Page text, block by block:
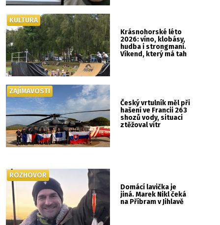
Krásnohorské léto
2026: víno, klobásy,
hudba i strongmani.
Víkend, který má tah
KULTURA
Český vrtulník měl při
hašení ve Francii 263
shozů vody, situaci
ztěžoval vítr
ZAJÍMAVOSTI
Domácí lavička je
jiná. Marek Nikl čeká
na Příbram v Jihlavě
ROZHOVOR